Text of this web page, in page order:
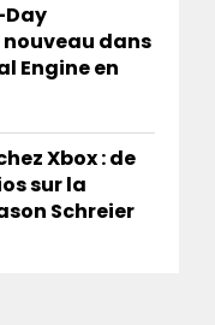
Day
dans
Engine en
Xbox : de
sur la
Schreier